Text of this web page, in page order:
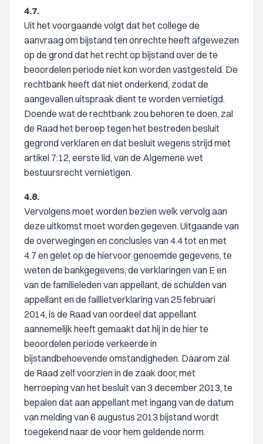
4.7.
Uit het voorgaande volgt dat het college de
aanvraag om bijstand ten onrechte heeft afgewezen
op de grond dat het recht op bijstand over de te
beoordelen periode niet kon worden vastgesteld. De
rechtbank heeft dat niet onderkend, zodat de
aangevallen uitspraak dient te worden vernietigd.
Doende wat de rechtbank zou behoren te doen, zal
de Raad het beroep tegen het bestreden besluit
gegrond verklaren en dat besluit wegens strijd met
artikel 7:12, eerste lid, van de Algemene wet
bestuursrecht vernietigen.
4.8.
Vervolgens moet worden bezien welk vervolg aan
deze uitkomst moet worden gegeven. Uitgaande van
de overwegingen en conclusies van 4.4 tot en met
4.7 en gelet op de hiervoor genoemde gegevens, te
weten de bankgegevens, de verklaringen van E en
van de familieleden van appellant, de schulden van
appellant en de faillietverklaring van 25 februari
2014, is de Raad van oordeel dat appellant
aannemelijk heeft gemaakt dat hij in de hier te
beoordelen periode verkeerde in
bijstandbehoevende omstandigheden. Daarom zal
de Raad zelf voorzien in de zaak door, met
herroeping van het besluit van 3 december 2013, te
bepalen dat aan appellant met ingang van de datum
van melding van 6 augustus 2013 bijstand wordt
toegekend naar de voor hem geldende norm.